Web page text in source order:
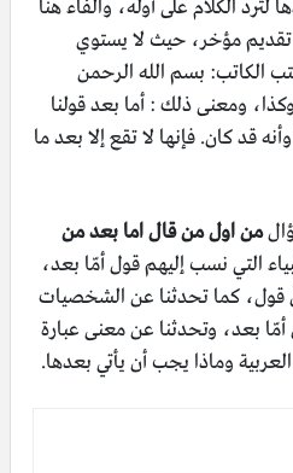
لترد الكلام على أوله، والفاء هنا
تقديم مؤخر، حيث لا يستوي
الكاتب: بسم الله الرحمن
ومعنى ذلك :‏ أما بعد قولنا
قد كان‏.‏ فإنها لا تقع إلا بعد ما
من اول من قال اما بعد من
التي نسب إليهم قول أمّا بعد،
قول، كما تحدثنا عن الشخصيات
أمّا بعد، وتحدثنا عن معنى عبارة
وماذا يجب أن يأتي بعدها.